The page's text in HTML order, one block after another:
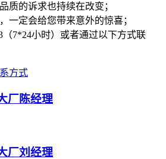
质的诉求也持续在改变；
一定会给您带来意外的惊喜；
（7*24小时）或者通过以下方式联
方式
厂陈经理
厂刘经理